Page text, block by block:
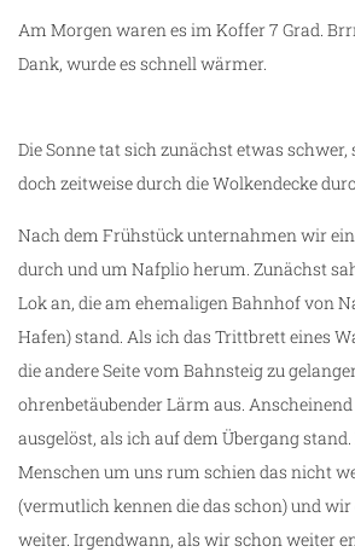
Am Morgen waren es im Koffer 7 Grad.
Dank, wurde es schnell wärmer.
Die Sonne tat sich zunächst etwas
doch zeitweise durch die Wolkendecke
Nach dem Frühstück unternahmen wir
durch und um Nafplio herum. Zunächst
Lok an, die am ehemaligen Bahnhof von
Hafen) stand. Als ich das Trittbrett eines
die andere Seite vom Bahnsteig zu
ohrenbetäubender Lärm aus.
ausgelöst, als ich auf dem Übergang stand.
Menschen um uns rum schien das nicht
(vermutlich kennen die das schon) und
weiter. Irgendwann, als wir schon weiter